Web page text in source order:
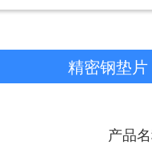
精密钢垫片
产品